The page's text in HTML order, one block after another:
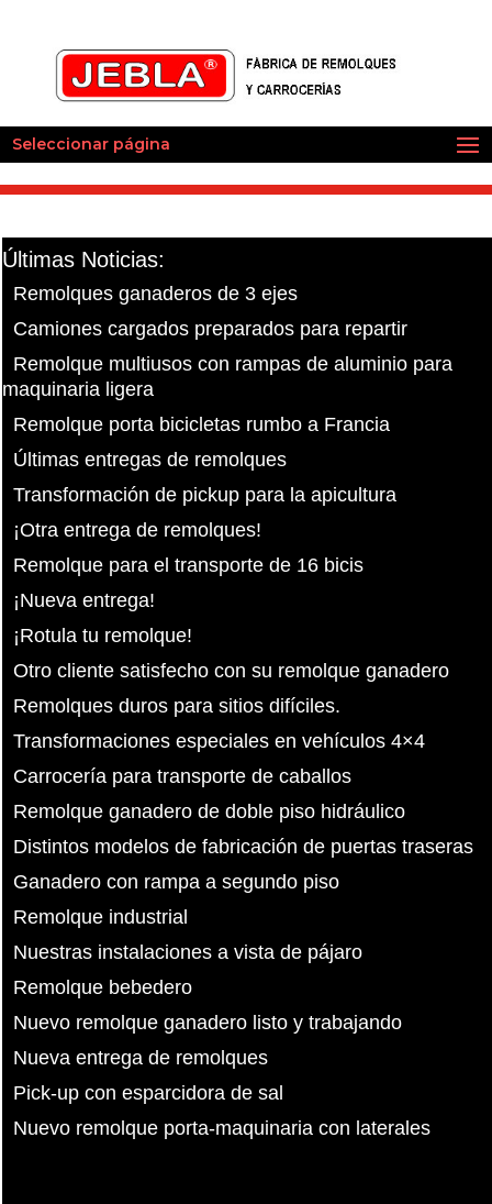
Seleccionar página
Últimas Noticias:
Remolques ganaderos de 3 ejes
Camiones cargados preparados para repartir
Remolque multiusos con rampas de aluminio para
maquinaria ligera
Remolque porta bicicletas rumbo a Francia
Últimas entregas de remolques
Transformación de pickup para la apicultura
¡Otra entrega de remolques!
Remolque para el transporte de 16 bicis
¡Nueva entrega!
¡Rotula tu remolque!
Otro cliente satisfecho con su remolque ganadero
Remolques duros para sitios difíciles.
Transformaciones especiales en vehículos 4×4
Carrocería para transporte de caballos
Remolque ganadero de doble piso hidráulico
Distintos modelos de fabricación de puertas traseras
Ganadero con rampa a segundo piso
Remolque industrial
Nuestras instalaciones a vista de pájaro
Remolque bebedero
Nuevo remolque ganadero listo y trabajando
Nueva entrega de remolques
Pick-up con esparcidora de sal
Nuevo remolque porta-maquinaria con laterales